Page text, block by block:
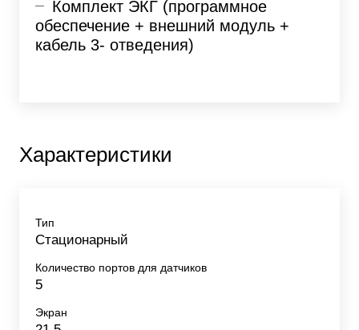
Комплект ЭКГ (программное
обеспечение + внешний модуль +
кабель 3- отведения)
Характеристики
Тип
Стационарный
Количество портов для датчиков
5
Экран